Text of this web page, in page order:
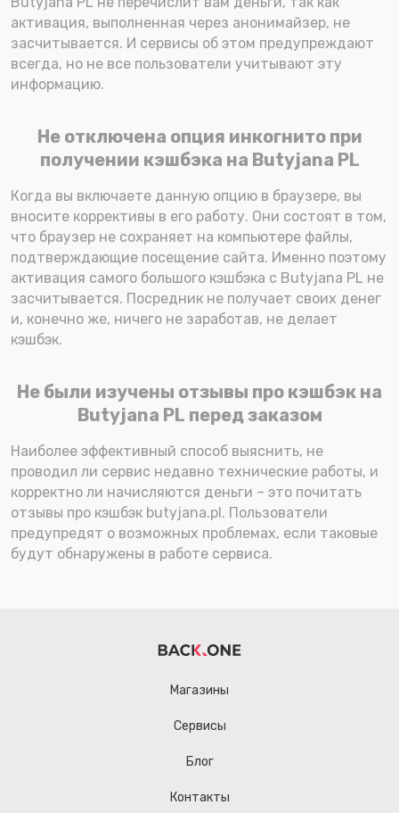
активация, выполненная через анонимайзер, не
засчитывается. И сервисы об этом предупреждают
всегда, но не все пользователи учитывают эту
информацию.
Не отключена опция инкогнито при
получении кэшбэка на Butyjana PL
Когда вы включаете данную опцию в браузере, вы
вносите коррективы в его работу. Они состоят в том,
что браузер не сохраняет на компьютере файлы,
подтверждающие посещение сайта. Именно поэтому
активация самого большого кэшбэка с Butyjana PL не
засчитывается. Посредник не получает своих денег
и, конечно же, ничего не заработав, не делает
кэшбэк.
Не были изучены отзывы про кэшбэк на
Butyjana PL перед заказом
Наиболее эффективный способ выяснить, не
проводил ли сервис недавно технические работы, и
корректно ли начисляются деньги – это почитать
отзывы про кэшбэк butyjana.pl. Пользователи
предупредят о возможных проблемах, если таковые
будут обнаружены в работе сервиса.
Магазины
Сервисы
Блог
Контакты